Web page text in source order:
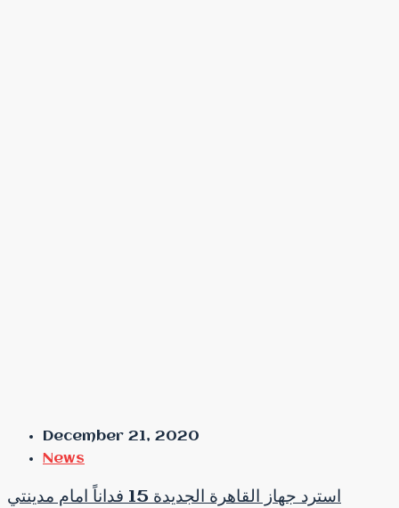
December 21, 2020
News
استرد جهاز القاهرة الجديدة 15 فداناً امام مدينتي